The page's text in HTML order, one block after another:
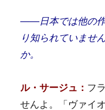
――日本では他の
り知られていませ
か。
ル・サージュ： フ
せんよ。「ヴァイ